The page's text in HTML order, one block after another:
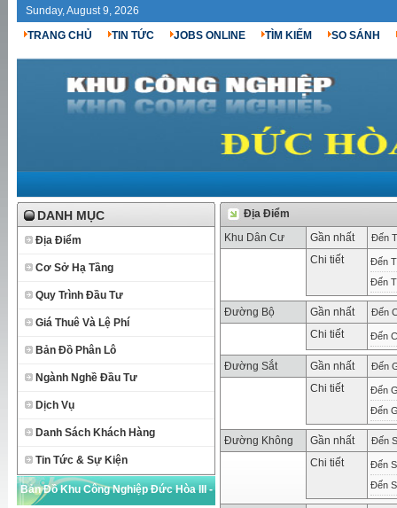
Sunday, August 9, 2026
TRANG CHỦ
TIN TỨC JOBS ONLINE TÌM KIẾM SO SÁNH
DANH MỤC
Địa Điểm
Cơ Sở Hạ Tầng
Quy Trình Đầu Tư
Giá Thuê Và Lệ Phí
Bản Đồ Phân Lô
Ngành Nghề Đầu Tư
Dịch Vụ
Danh Sách Khách Hàng
Tin Tức & Sự Kiện
Bản Đồ Khu Công Nghiệp Đức Hòa III -
Địa Điểm
Khu Dân Cư
Gần nhất Đến
Chi tiết
Đến
Đến
Đường Bộ Gần nhất Đến
Chi tiết Đến
Đường Sắt Gần nhất Đến
Chi tiết
Đến
Đến
Đường Không Gần nhất Đến
Chi tiết
Đến
Đến